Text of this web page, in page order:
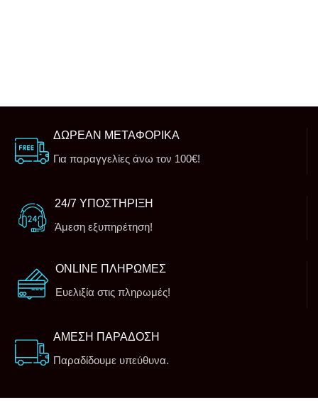
ΔΩΡΕΑΝ ΜΕΤΑΦΟΡΙΚΑ
Για παραγγελίες άνω τον 100€!
24/7 ΥΠΟΣΤΗΡΙΞΗ
Άμεση εξυπηρέτηση!
ONLINE ΠΛΗΡΩΜΕΣ
Ευελιξία στις πληρωμές!
ΑΜΕΣΗ ΠΑΡΑΔΟΣΗ
Παραδίδουμε υπεύθυνα.